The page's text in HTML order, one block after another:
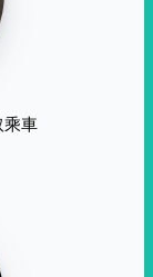
乘車